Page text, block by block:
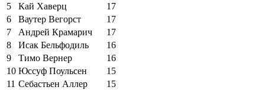
5
Кай Хаверц
17
6
Ваутер Вегорст
17
7
Андрей Крамарич
17
8
Исак Бельфодиль
16
9
Тимо Вернер
16
10 Юссуф Поульсен
15
11 Себастьен Аллер
15